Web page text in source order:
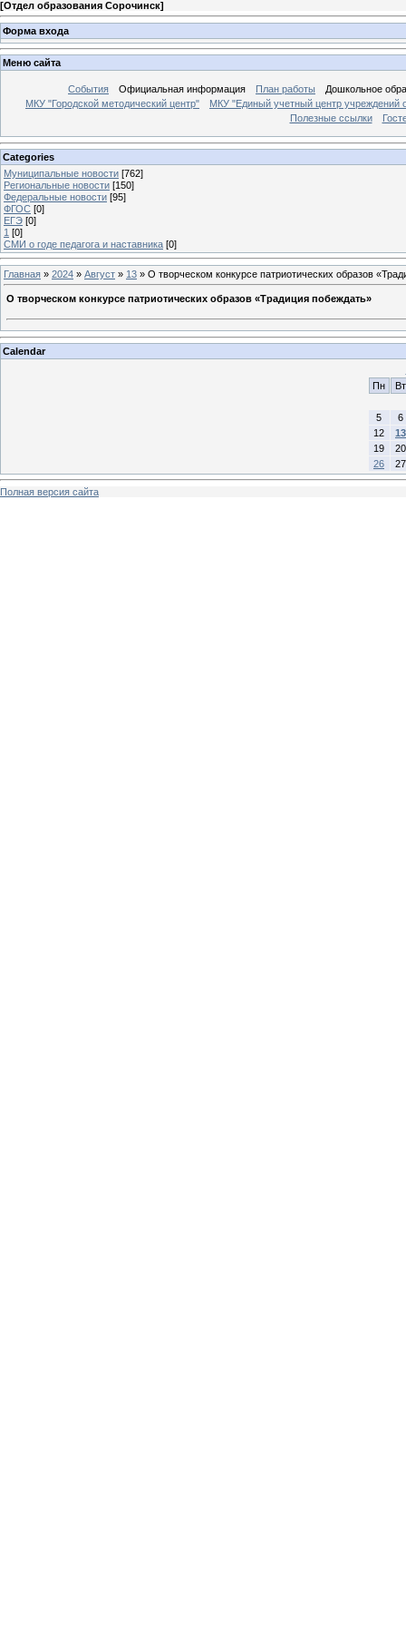
[Отдел образования Сорочинск]
Форма входа
Меню сайта
События Официальная информация План работы
Дошкольное
МКУ "Городской методический центр"
МКУ "Единый учетный центр учреждений
Полезные ссылки
Categories
Муниципальные новости [762]
Региональные новости [150]
Федеральные новости [95]
ФГОС [0]
ЕГЭ [0]
1 [0]
СМИ о годе педагога и наставника [0]
Главная » 2024 » Август » 13 » О творческом конкурсе патриотических образов
О творческом конкурсе патриотических образов «Традиция побеждать»
Calendar
Пн
Вт
5
6
12
13
19
20
26
27
Полная версия сайта